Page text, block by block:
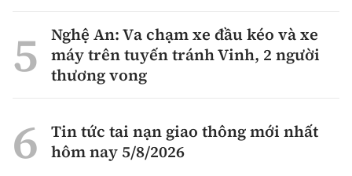
Nghệ An: Va chạm xe đầu kéo và xe
máy trên tuyến tránh Vinh, 2 người
thương vong
Tin tức tai nạn giao thông mới nhất
hôm nay 5/8/2026